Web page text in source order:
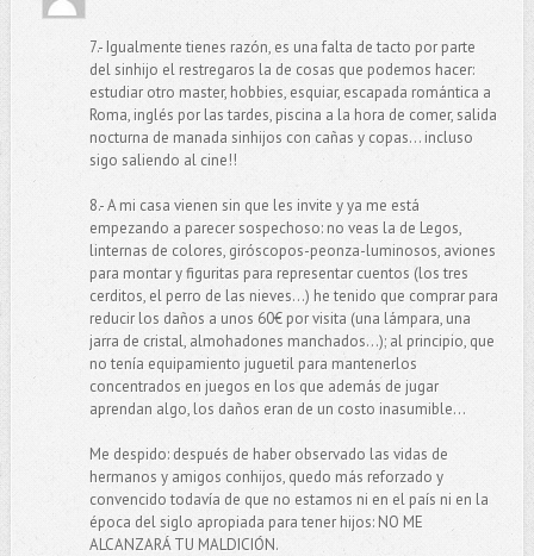
7.- Igualmente tienes razón, es una falta de tacto por parte
del sinhijo el restregaros la de cosas que podemos hacer:
estudiar otro master, hobbies, esquiar, escapada romántica a
Roma, inglés por las tardes, piscina a la hora de comer, salida
nocturna de manada sinhijos con cañas y copas... incluso
sigo saliendo al cine!!
8.- A mi casa vienen sin que les invite y ya me está
empezando a parecer sospechoso: no veas la de Legos,
linternas de colores, giróscopos-peonza-luminosos, aviones
para montar y figuritas para representar cuentos (los tres
cerditos, el perro de las nieves...) he tenido que comprar para
reducir los daños a unos 60€ por visita (una lámpara, una
jarra de cristal, almohadones manchados...); al principio, que
no tenía equipamiento juguetil para mantenerlos
concentrados en juegos en los que además de jugar
aprendan algo, los daños eran de un costo inasumible...
Me despido: después de haber observado las vidas de
hermanos y amigos conhijos, quedo más reforzado y
convencido todavía de que no estamos ni en el país ni en la
época del siglo apropiada para tener hijos: NO ME
ALCANZARÁ TU MALDICIÓN.